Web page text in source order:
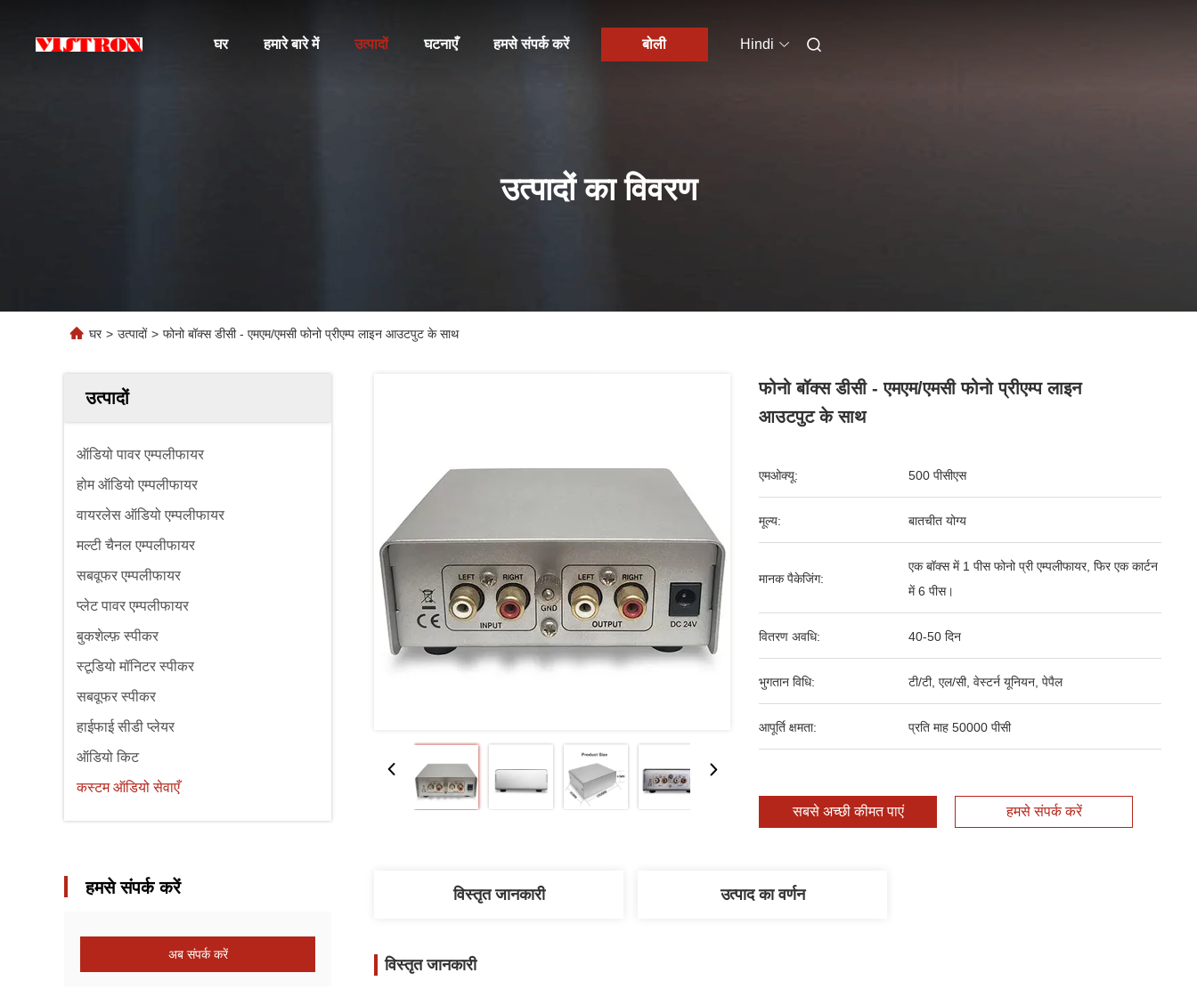
घर हमारे बारे में उत्पादों घटनाएँ हमसे संपर्क करें बोली Hindi
उत्पादों का विवरण
घर > उत्पादों > फोनो बॉक्स डीसी - एमएम/एमसी फोनो प्रीएम्प लाइन आउटपुट के साथ
उत्पादों
ऑडियो पावर एम्पलीफायर
होम ऑडियो एम्पलीफायर
वायरलेस ऑडियो एम्पलीफायर
मल्टी चैनल एम्पलीफायर
सबवूफर एम्पलीफायर
प्लेट पावर एम्पलीफायर
बुकशेल्फ़ स्पीकर
स्टूडियो मॉनिटर स्पीकर
सबवूफर स्पीकर
हाईफाई सीडी प्लेयर
ऑडियो किट
कस्टम ऑडियो सेवाएँ
हमसे संपर्क करें
अब संपर्क करें
फोनो बॉक्स डीसी - एमएम/एमसी फोनो प्रीएम्प लाइन
आउटपुट के साथ
एमओक्यू: 500 पीसीएस
मूल्य: बातचीत योग्य
मानक पैकेजिंग:
एक बॉक्स में 1 पीस फोनो प्री एम्पलीफायर, फिर एक कार्टन
में 6 पीस।
वितरण अवधि: 40-50 दिन
भुगतान विधि: टी/टी, एल/सी, वेस्टर्न यूनियन, पेपैल
आपूर्ति क्षमता: प्रति माह 50000 पीसी
सबसे अच्छी कीमत पाएं हमसे संपर्क करें
विस्तृत जानकारी उत्पाद का वर्णन
विस्तृत जानकारी